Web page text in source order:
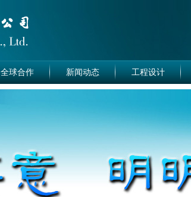
全球合作 新闻动态 工程设计